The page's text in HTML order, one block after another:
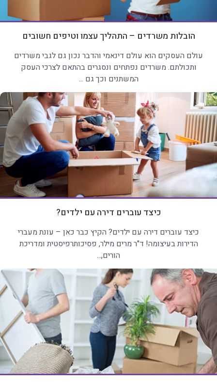
הובלות משרדים – התהליך עצמו וטיפים חשובים
עולם העסקים הוא עולם דינאמי והדבר נכון גם לגבי משרדים
ותכולתם. משרדים נפתחים ונסגרים בהתאם לצרכי העסק
המשתנים וכך גם ...
כיצד עוברים דירה עם ילדים?
כיצד עוברים דירה עם ילדים? הקיץ כבר כאן – עונת מעברי
הדירות בעיצומה! ד"ר מרים מילר, פסיכותרפיסטית ומדריכת
הורים,...